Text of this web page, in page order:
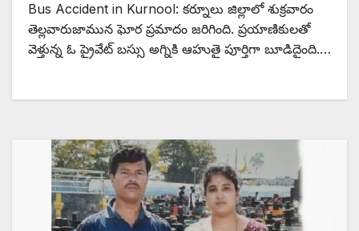
Bus Accident in Kurnool: కర్నూలు జిల్లాలో శుక్రవారం
తెల్లవారుజామున ఘోర ప్రమాదం జరిగింది. ప్రయాణికులతో
వెళ్తున్న ఓ ప్రైవేట్ బస్సు అగ్నికి ఆహుతై పూర్తిగా బూడిదైంది.…